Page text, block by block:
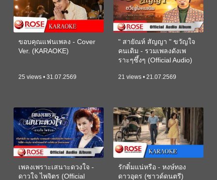
ขอบคุณแฟนเพลง - Cover
Ver. (KARAOKE)
25 views • 31.07.2569
" สายัณห์ สัญญา " ขวัญใจ
คนเดิม - รวมเพลงดังเพ
ราะๆซึ้งๆ (Official Audio)
21 views • 21.07.2569
เพลงเพราะเสนาะดวงใจ -
ดาวใจ ไพจิตร (Official
รักติ๋มแน่หรือ - หงษ์ทอง
ดาวอุดร (ซาวด์ดนตรี)